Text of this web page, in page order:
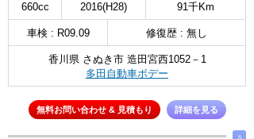
660cc 2016(H28) 91千Km
車検 : R09.09 修復歴 : 無し
香川県 さぬき市 造田宮西1052－1
多田自動車ボデー
無料お問い合わせ & 見積もり 詳細を見る
∧